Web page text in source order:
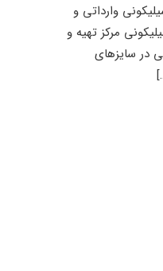
وارداتی و
مرکز تهیه و
در سایزهای